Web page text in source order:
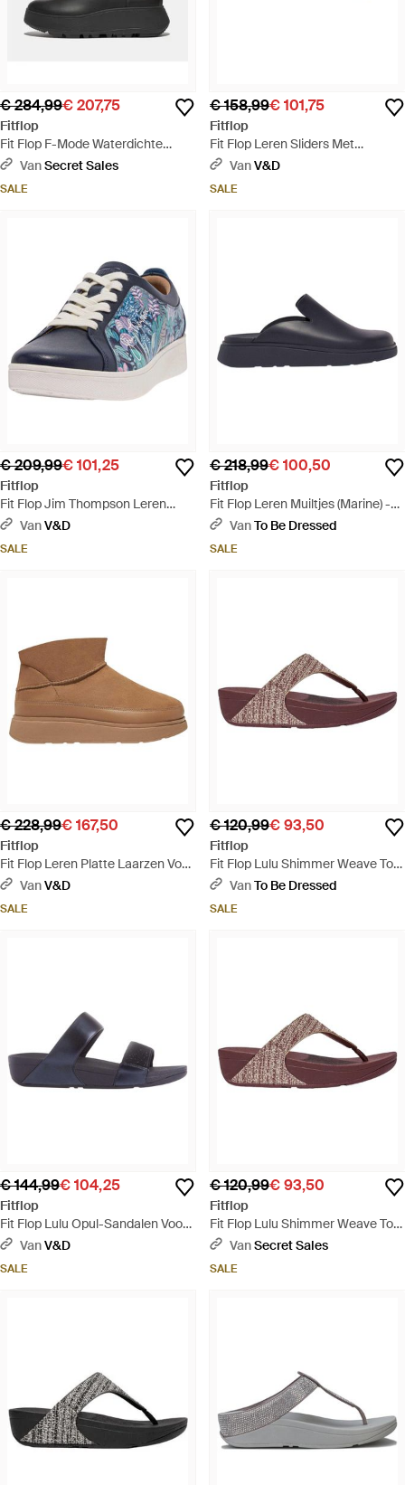
€ 284,99€ 207,75
Fitflop
Fit Flop F-Mode Waterdichte
Leren Flatform Chelsea Boots -
VanSecret Sales
SALE
€ 158,99€ 101,75
Fitflop
Fit Flop Leren Sliders Met
Gespdetail - Bruin
VanV&D
SALE
€ 209,99€ 101,25
Fitflop
Fit Flop Jim Thompson Leren
Sneakers - Blauw
VanV&D
SALE
€ 218,99€ 100,50
Fitflop
Fit Flop Leren Muiltjes (Marine) -
Blauw
VanTo Be Dressed
SALE
€ 228,99€ 167,50
Fitflop
Fit Flop Leren Platte Laarzen Voor
(Tan) - Bruin
VanV&D
SALE
€ 120,99€ 93,50
Fitflop
Fit Flop Lulu Shimmer Weave Toe
Post Sandalen - Paars
VanTo Be Dressed
SALE
€ 144,99€ 104,25
Fitflop
Fit Flop Lulu Opul-Sandalen Voor
(Marine) - Blauw
VanV&D
SALE
€ 120,99€ 93,50
Fitflop
Fit Flop Lulu Shimmer Weave Toe
Post Sandalen - Paars
VanSecret Sales
SALE